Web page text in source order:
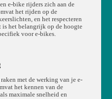
e-bike rijders zich aan de
het rijden op de
en het respecteren
is het belangrijk op de hoogte
voor e-bikes.
met de werking van je e-
het kennen van de
maximale snelheid en